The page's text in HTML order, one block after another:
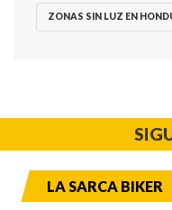
ZONAS SIN LUZ EN
LA SARCA BIKER